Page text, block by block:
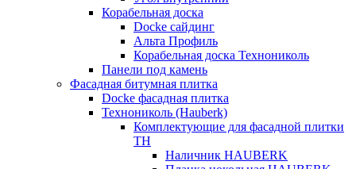
Корабельная доска
Docke сайдинг
Альта Профиль
Корабельная доска Технониколь
Панели под камень
Фасадная битумная плитка
Docke фасадная плитка
Технониколь (Hauberk)
Комплектующие для фасадной плитки
ТН
Наличник HAUBERK